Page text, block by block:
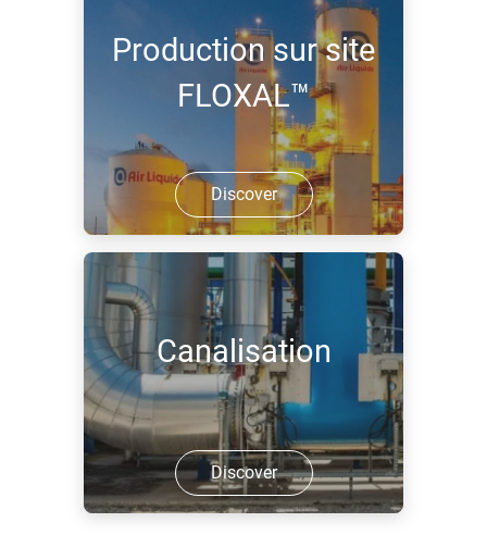
Production sur site
FLOXAL™
Discover
Canalisation
Discover